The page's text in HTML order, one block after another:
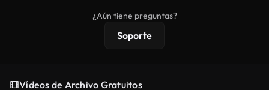
protecciones de licencia extendidas.
¿Aún tiene preguntas?
Soporte
Vídeos de Archivo Gratuitos